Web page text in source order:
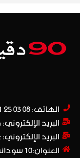
الهاتف: 08 03 25 041 (00 213) +​
البريد الإلكتروني: journal90minutes2006@gmail.com
البريد الإلكتروني: contact@ 90dakika.dz
العنوان:10 سوداني عمر- مارافال - وهران, الجزائر.